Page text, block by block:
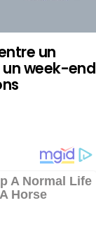
un
week-end